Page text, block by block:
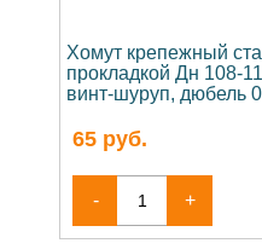
Хомут крепежный
прокладкой Дн 108-
винт-шуруп, дюбель
65 руб.
- +